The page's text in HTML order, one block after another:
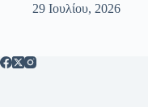
29 Ιουλίου, 2026